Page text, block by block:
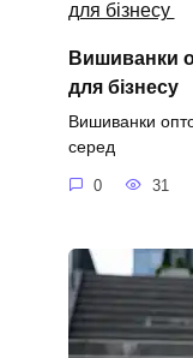
Вишиванки
для бізнесу
Вишиванки
серед
0 31